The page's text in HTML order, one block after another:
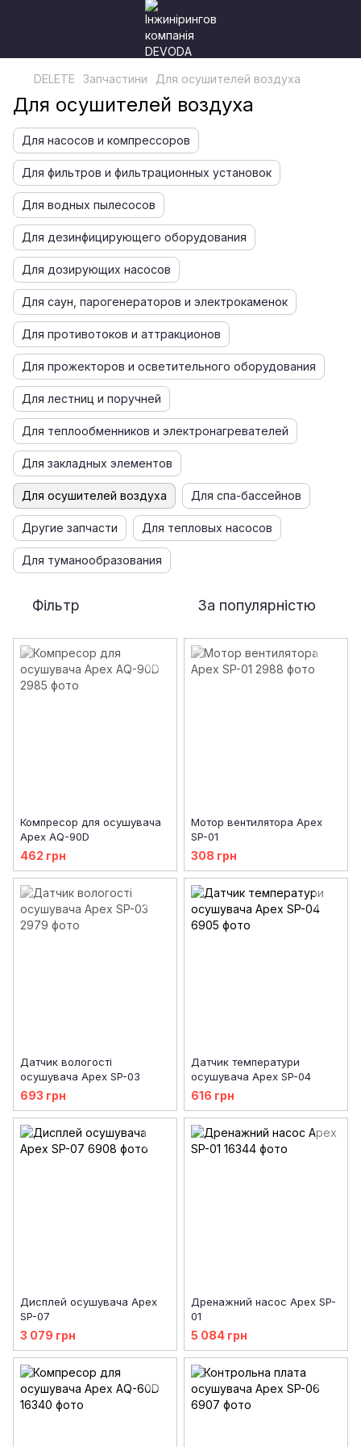
DELETE Запчастини Для осушителей воздуха
Для осушителей воздуха
Для насосов и компрессоров
Для фильтров и фильтрационных установок
Для водных пылесосов
Для дезинфицирующего оборудования
Для дозирующих насосов
Для саун, парогенераторов и электрокаменок
Для противотоков и аттракционов
Для прожекторов и осветительного оборудования
Для лестниц и поручней
Для теплообменников и электронагревателей
Для закладных элементов
Для осушителей воздуха Для спа-бассейнов
Другие запчасти Для тепловых насосов
Для туманообразования
Фільтр За популярністю
Компресор для осушувача
Apex AQ-90D
462 грн
Мотор вентилятора Apex
SP-01
308 грн
Датчик вологості
осушувача Apex SP-03
693 грн
Датчик температури
осушувача Apex SP-04
616 грн
Дисплей осушувача Apex
SP-07
3 079 грн
Дренажний насос Apex SP-
01
5 084 грн